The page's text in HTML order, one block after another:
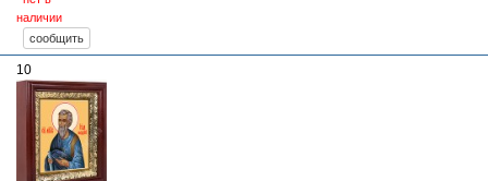
наличии
10